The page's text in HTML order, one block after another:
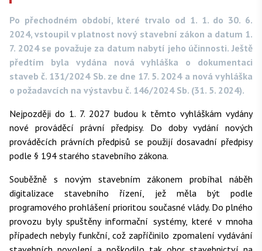
Po přechodném období, které trvalo od 1. 1. do 30. 6.
2024, vstoupil v platnost nový stavební zákon a datum 1.
7. 2024 se považuje za datum nabytí jeho účinnosti. Ještě
předtím byla vydána nová vyhláška o dokumentaci
staveb č. 131/2024 Sb. ze dne 17. 5. 2024 a nová vyhláška
o požadavcích na výstavbu č. 146/2024 Sb. (31. 5. 2024).
Nejpozději do 1. 7. 2027 budou k těmto vyhláškám vydány
nové prováděcí právní předpisy. Do doby vydání nových
prováděcích právních předpisů se použijí dosavadní předpisy
podle § 194 starého stavebního zákona.
Souběžně s novým stavebním zákonem probíhal náběh
digitalizace stavebního řízení, jež měla být podle
programového prohlášení prioritou současné vlády. Do plného
provozu byly spuštěny informační systémy, které v mnoha
případech nebyly funkční, což zapříčinilo zpomalení vydávání